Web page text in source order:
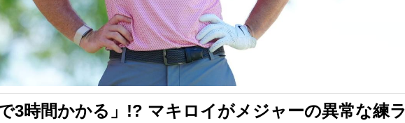
で3時間かかる」!? マキロイがメジャーの異常な練ラ